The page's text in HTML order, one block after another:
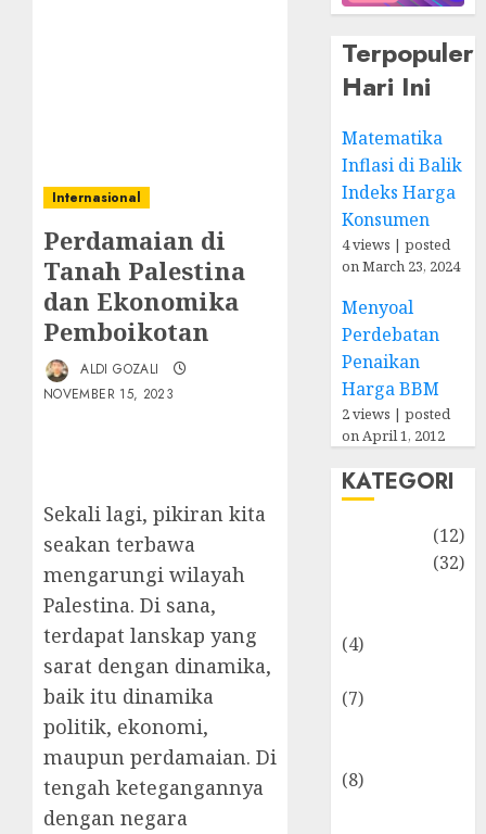
Internasional
Perdamaian di
Tanah Palestina
dan Ekonomika
Pemboikotan
ALDI GOZALI
NOVEMBER 15, 2023
Sekali lagi, pikiran kita
seakan terbawa
mengarungi wilayah
Palestina. Di sana,
terdapat lanskap yang
sarat dengan dinamika,
baik itu dinamika
politik, ekonomi,
maupun perdamaian. Di
tengah ketegangannya
dengan negara
Terpopuler
Hari Ini
Matematika
Inflasi di Balik
Indeks Harga
Konsumen
4 views |posted
on March 23, 2024
Menyoal
Perdebatan
Penaikan
Harga BBM
2 views |posted
on April 1, 2012
KATEGORI
(12)
(32)
(4)
(7)
(8)